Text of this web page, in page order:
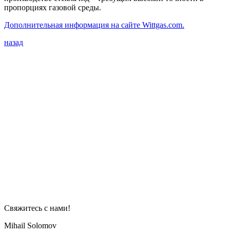
пропорциях газовой среды.
Дополнительная информация на сайте Wittgas.com.
назад
Свяжитесь с нами!
Mihail Solomov